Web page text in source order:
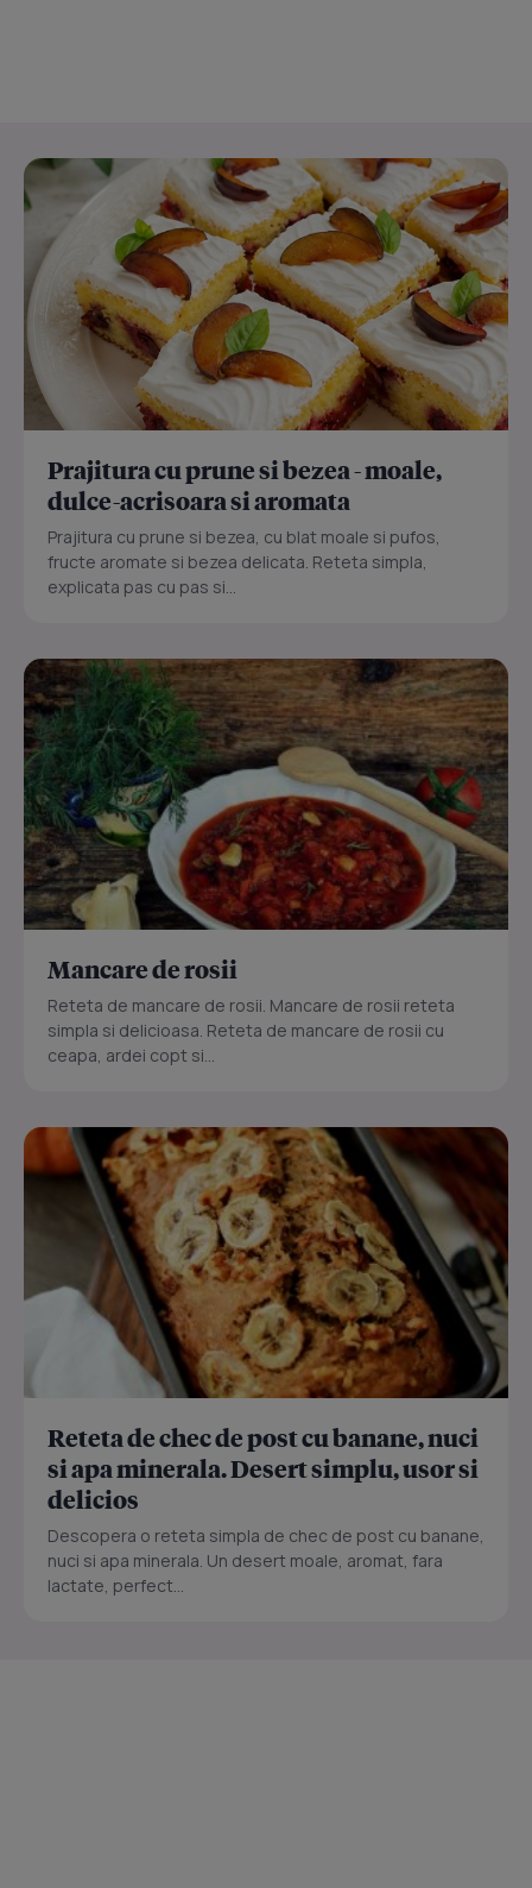
Prajitura cu prune si bezea - moale,
dulce-acrisoara si aromata
Prajitura cu prune si bezea, cu blat moale si pufos,
fructe aromate si bezea delicata. Reteta simpla,
explicata pas cu pas si...
Mancare de rosii
Reteta de mancare de rosii. Mancare de rosii reteta
simpla si delicioasa. Reteta de mancare de rosii cu
ceapa, ardei copt si...
Reteta de chec de post cu banane, nuci
si apa minerala. Desert simplu, usor si
delicios
Descopera o reteta simpla de chec de post cu banane,
nuci si apa minerala. Un desert moale, aromat, fara
lactate, perfect...